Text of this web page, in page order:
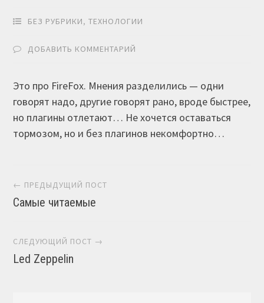
БЕЗ РУБРИКИ,ТЕХНОЛОГИИ
ДОБАВИТЬ КОММЕНТАРИЙ
Это про FireFox. Мнения разделились — одни
говорят надо, другие говорят рано, вроде быстрее,
но плагины отлетают… Не хочется оставаться
тормозом, но и без плагинов некомфортно…
Навигация постов
← ПРЕДЫДУЩИЙ ПОСТ
Самые читаемые
СЛЕДУЮЩИЙ ПОСТ →
Led Zeppelin